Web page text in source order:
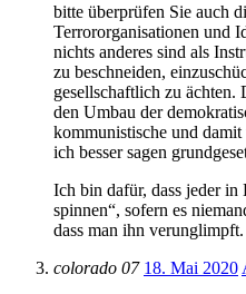
bitte überprüfen Sie auch
Terrororganisationen und
nichts anderes sind als
zu beschneiden,
gesellschaftlich zu ächten.
den Umbau der
kommunistische und
ich besser sagen
Ich bin dafür, dass jeder in
spinnen“, sofern es
dass man ihn
colorado 07 18. Mai 2020